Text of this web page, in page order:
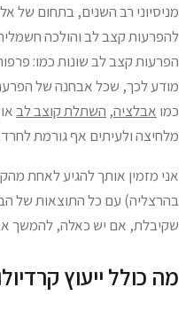
רב השנים, בתחום של
קצב לב והולכה חשמלית)
לכך, שכל אבחנה של הפרעת
אבלציה,השתלת קוצב לבאו
ולעיתים אף גורמת
מזמין אותך להגיע לאחת
עם כל התוצאות של
אם יש כאלה, להמשך
כולל ייעוץ